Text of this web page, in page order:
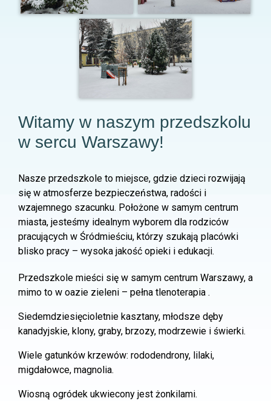
Witamy w naszym przedszkolu
w sercu Warszawy!
Nasze przedszkole to miejsce, gdzie dzieci rozwijają
się w atmosferze bezpieczeństwa, radości i
wzajemnego szacunku. Położone w samym centrum
miasta, jesteśmy idealnym wyborem dla rodziców
pracujących w Śródmieściu, którzy szukają placówki
blisko pracy – wysoka jakość opieki i edukacji.
Przedszkole mieści się w samym centrum Warszawy, a
mimo to w oazie zieleni – pełna tlenoterapia .
Siedemdziesięcioletnie kasztany, młodsze dęby
kanadyjskie, klony, graby, brzozy, modrzewie i świerki.
Wiele gatunków krzewów: rododendrony, lilaki,
migdałowce, magnolia.
Wiosną ogródek ukwiecony jest żonkilami.